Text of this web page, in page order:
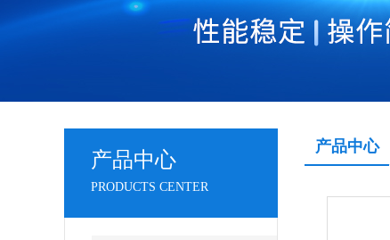
产品中心
PRODUCTS CENTER
产品中心